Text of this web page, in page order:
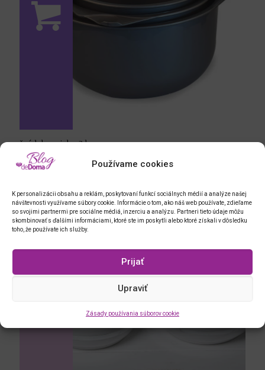
Používame cookies
K personalizácii obsahu a reklám, poskytovaní funkcí sociálnych médií a analýze našej
návštevnosti využívame súbory cookie. Informácie o tom, ako náš web používate, zdieľame
so svojimi partnermi pre sociálne médiá, inzerciu a analýzu. Partneri tieto údaje môžu
skombinovať s ďalšími informáciami, ktoré ste im poskytli alebo ktoré získali v dôsledku
toho, že používate ich služby.
Prijať
Upraviť
Zásady používania súborov cookie
švédske misky, 3 ks